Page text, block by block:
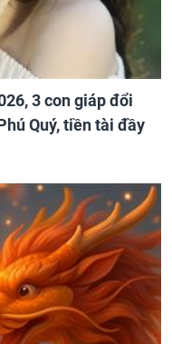
3 con giáp đổi
Quý, tiền tài đầy